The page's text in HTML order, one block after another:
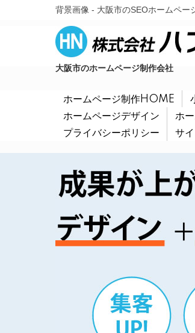
背景画像 - 大阪市のSEOホームペー
大阪市のホームページ制作会社
ホームページ制作HOME
ホームページデザイン
ホ
プライバシーポリシー
サ